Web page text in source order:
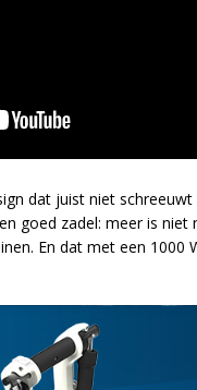
dat juist niet schreeuwt
goed zadel: meer is
En dat met een